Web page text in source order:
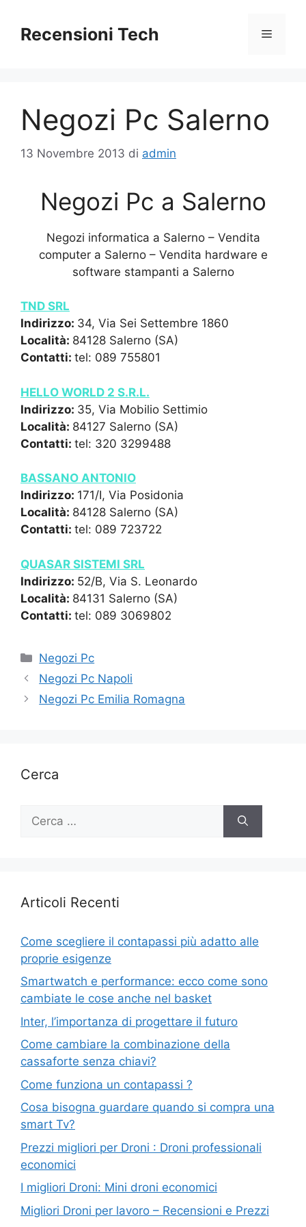
contenuto
Recensioni Tech Menu
Negozi Pc Salerno
13 Novembre 2013 di admin
Negozi Pc a Salerno
Negozi informatica a Salerno – Vendita
computer a Salerno – Vendita hardware e
software stampanti a Salerno
TND SRL
Indirizzo: 34, Via Sei Settembre 1860
Località: 84128 Salerno (SA)
Contatti: tel: 089 755801
HELLO WORLD 2 S.R.L.
Indirizzo: 35, Via Mobilio Settimio
Località: 84127 Salerno (SA)
Contatti: tel: 320 3299488
BASSANO ANTONIO
Indirizzo: 171/I, Via Posidonia
Località: 84128 Salerno (SA)
Contatti: tel: 089 723722
QUASAR SISTEMI SRL
Indirizzo: 52/B, Via S. Leonardo
Località: 84131 Salerno (SA)
Contatti: tel: 089 3069802
Categorie
Negozi Pc
Negozi Pc Napoli
Negozi Pc Emilia Romagna
Cerca
per:
Articoli Recenti
Come scegliere il contapassi più adatto alle
proprie esigenze
Smartwatch e performance: ecco come sono
cambiate le cose anche nel basket
Inter, l’importanza di progettare il futuro
Come cambiare la combinazione della
cassaforte senza chiavi?
Come funziona un contapassi ?
Cosa bisogna guardare quando si compra una
smart Tv?
Prezzi migliori per Droni : Droni professionali
economici
I migliori Droni: Mini droni economici
Migliori Droni per lavoro – Recensioni e Prezzi